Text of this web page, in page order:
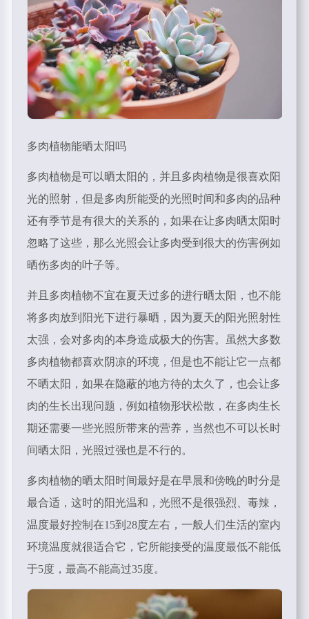
多肉植物能晒太阳吗
多肉植物是可以晒太阳的，并且多肉植物是很喜欢阳
光的照射，但是多肉所能受的光照时间和多肉的品种
还有季节是有很大的关系的，如果在让多肉晒太阳时
忽略了这些，那么光照会让多肉受到很大的伤害例如
晒伤多肉的叶子等。
并且多肉植物不宜在夏天过多的进行晒太阳，也不能
将多肉放到阳光下进行暴晒，因为夏天的阳光照射性
太强，会对多肉的本身造成极大的伤害。虽然大多数
多肉植物都喜欢阴凉的环境，但是也不能让它一点都
不晒太阳，如果在隐蔽的地方待的太久了，也会让多
肉的生长出现问题，例如植物形状松散，在多肉生长
期还需要一些光照所带来的营养，当然也不可以长时
间晒太阳，光照过强也是不行的。
多肉植物的晒太阳时间最好是在早晨和傍晚的时分是
最合适，这时的阳光温和，光照不是很强烈、毒辣，
温度最好控制在15到28度左右，一般人们生活的室内
环境温度就很适合它，它所能接受的温度最低不能低
于5度，最高不能高过35度。